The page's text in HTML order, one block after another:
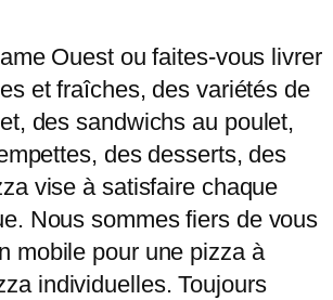
Ouest ou faites-vous livrer
et fraîches, des variétés de
des sandwichs au poulet,
des desserts, des
vise à satisfaire chaque
Nous sommes fiers de vous
mobile pour une pizza à
individuelles. Toujours